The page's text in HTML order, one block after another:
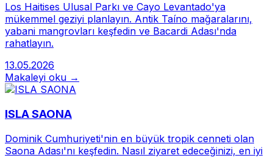
Los Haitises Ulusal Parkı ve Cayo Levantado'ya
mükemmel geziyi planlayın. Antik Taíno mağaralarını,
yabani mangrovları keşfedin ve Bacardi Adası'nda
rahatlayın.
13.05.2026
Makaleyi oku →
ISLA SAONA
Dominik Cumhuriyeti'nin en büyük tropik cenneti olan
Saona Adası'nı keşfedin. Nasıl ziyaret edeceğinizi, en iyi